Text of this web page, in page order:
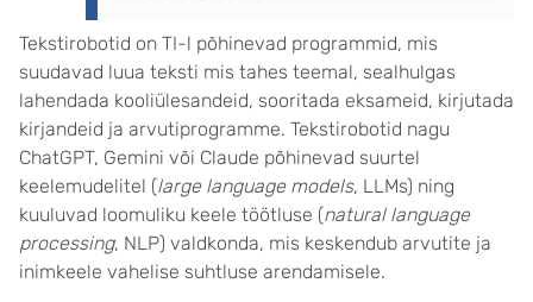
Tekstirobotid on TI-l põhinevad programmid, mis
suudavad luua teksti mis tahes teemal, sealhulgas
lahendada kooliülesandeid, sooritada eksameid, kirjutada
kirjandeid ja arvutiprogramme. Tekstirobotid nagu
ChatGPT, Gemini või Claude põhinevad suurtel
keelemudelitel (large language models, LLMs) ning
kuuluvad loomuliku keele töötluse (natural language
processing, NLP) valdkonda, mis keskendub arvutite ja
inimkeele vahelise suhtluse arendamisele.